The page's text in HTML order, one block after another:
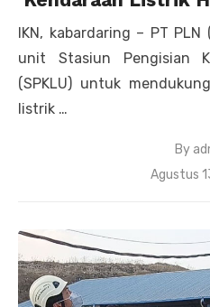
IKN, kabardaring – PT PLN
unit Stasiun Pengisian
(SPKLU) untuk
listrik …
By
Posted
Agustus